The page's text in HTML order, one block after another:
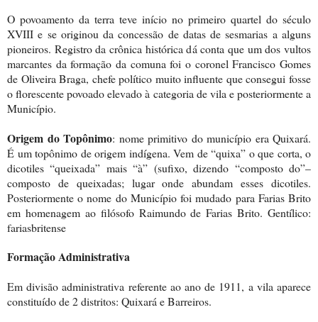
O povoamento da terra teve início no primeiro quartel do século
XVIII e se originou da concessão de datas de sesmarias a alguns
pioneiros. Registro da crônica histórica dá conta que um dos vultos
marcantes da formação da comuna foi o coronel Francisco Gomes
de Oliveira Braga, chefe político muito influente que consegui fosse
o florescente povoado elevado à categoria de vila e posteriormente a
Município.
Origem do Topônimo: nome primitivo do município era Quixará.
É um topônimo de origem indígena. Vem de “quixa” o que corta, o
dicotiles “queixada” mais “à” (sufixo, dizendo “composto do”–
composto de queixadas; lugar onde abundam esses dicotiles.
Posteriormente o nome do Município foi mudado para Farias Brito
em homenagem ao filósofo Raimundo de Farias Brito. Gentílico:
fariasbritense
Formação Administrativa
Em divisão administrativa referente ao ano de 1911, a vila aparece
constituído de 2 distritos: Quixará e Barreiros.